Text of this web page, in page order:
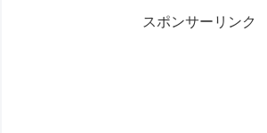
スポンサーリンク